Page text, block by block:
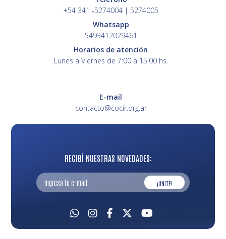
RECIBÍ NUESTRAS NOVEDADES:
¡UNITE!
+54 341 -5274004 | 5274005
Whatsapp
5493412029461
Horarios de atención
Lunes a Viernes de 7:00 a 15:00 hs.
E-mail
contacto@cocir.org.ar